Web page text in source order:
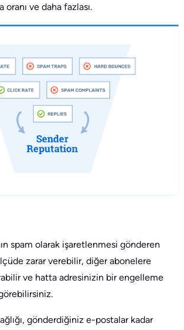
oranı ve daha fazlası.
spam olarak işaretlenmesi gönderen
zarar verebilir, diğer abonelere
ve hatta adresinizin bir engelleme
gönderdiğiniz e-postalar kadar